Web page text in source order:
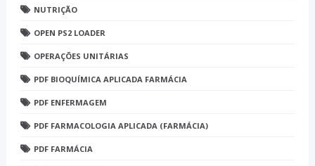
NUTRIÇÃO
OPEN PS2 LOADER
OPERAÇÕES UNITÁRIAS
PDF BIOQUÍMICA APLICADA FARMÁCIA
PDF ENFERMAGEM
PDF FARMACOLOGIA APLICADA (FARMÁCIA)
PDF FARMÁCIA